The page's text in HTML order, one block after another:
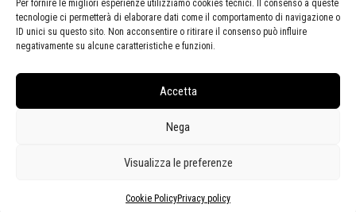
Per fornire le migliori esperienze utilizziamo cookies tecnici. Il consenso a queste
tecnologie ci permetterà di elaborare dati come il comportamento di navigazione o
ID unici su questo sito. Non acconsentire o ritirare il consenso può influire
negativamente su alcune caratteristiche e funzioni.
Accetta
Nega
Visualizza le preferenze
Cookie PolicyPrivacy policy
Email:gamc@comune.viareggio.lu.it
Segnalazione di inaccessibilità